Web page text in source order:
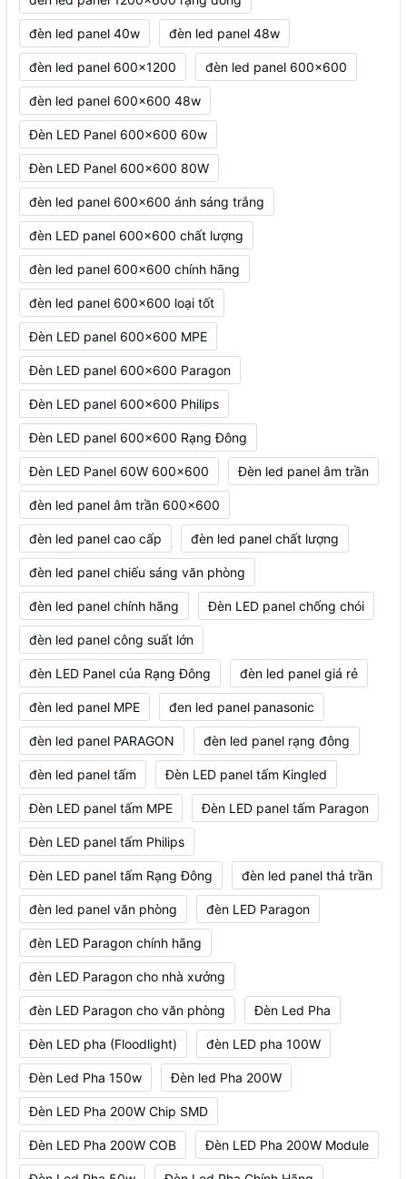
đèn led panel 40w đèn led panel 48w
đèn led panel 600x1200 đèn led panel 600x600
đèn led panel 600x600 48w
Đèn LED Panel 600x600 60w
Đèn LED Panel 600x600 80W
đèn led panel 600x600 ánh sáng trắng
đèn LED panel 600x600 chất lượng
đèn led panel 600x600 chính hãng
đèn led panel 600x600 loại tốt
Đèn LED panel 600x600 MPE
Đèn LED panel 600x600 Paragon
Đèn LED panel 600x600 Philips
Đèn LED panel 600x600 Rạng Đông
Đèn LED Panel 60W 600x600 Đèn led panel âm trần
đèn led panel âm trần 600x600
đèn led panel cao cấp đèn led panel chất lượng
đèn led panel chiếu sáng văn phòng
đèn led panel chính hãng Đèn LED panel chống chói
đèn led panel công suất lớn
đèn LED Panel của Rạng Đông đèn led panel giá rẻ
đèn led panel MPE đen led panel panasonic
đèn led panel PARAGON đèn led panel rạng đông
đèn led panel tấm Đèn LED panel tấm Kingled
Đèn LED panel tấm MPE Đèn LED panel tấm Paragon
Đèn LED panel tấm Philips
Đèn LED panel tấm Rạng Đông đèn led panel thả trần
đèn led panel văn phòng đèn LED Paragon
đèn LED Paragon chính hãng
đèn LED Paragon cho nhà xưởng
đèn LED Paragon cho văn phòng Đèn Led Pha
Đèn LED pha (Floodlight) đèn LED pha 100W
Đèn Led Pha 150w Đèn led Pha 200W
Đèn LED Pha 200W Chip SMD
Đèn LED Pha 200W COB Đèn LED Pha 200W Module